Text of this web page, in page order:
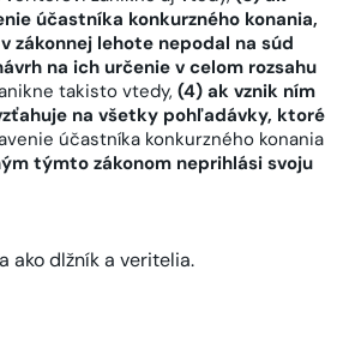
účastníka konkurzného konania,
lehote nepodal na súd
na ich určenie v celom rozsahu
takisto vtedy, (4) ak vznik ním
na všetky pohľadávky, ktoré
účastníka konkurzného konania
týmto zákonom neprihlási svoju